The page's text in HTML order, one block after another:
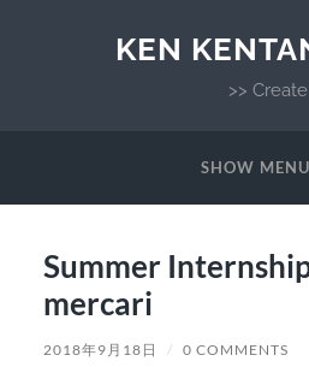
KEN
>> Create.
SHOW MENU
Summer
mercari
2018年9月18日 / 0 COMMENTS